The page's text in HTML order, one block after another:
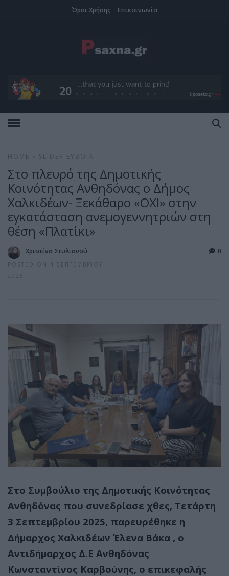
Όροι Χρήσης Επικοινωνία
HOME SLIDER ΕΎΒΟΙΑ
Στο πλευρό της Δημοτικής
Κοινότητας Ανθηδόνας ο Δήμος
Χαλκιδέων- Ξεκάθαρο «ΟΧΙ» στην
εγκατάσταση ανεμογεννητριών στη
θέση «Πλατίκι»
Χριστίνα Στυλιανού
POSTED ON 4 ΣΕΠΤΕΜΒΡΊΟΥ
2025
0
Στο Συμβούλιο της Δημοτικής Κοινότητας
Ανθηδόνας που συνεδρίασε χθες, Τετάρτη
3 Σεπτεμβρίου 2025, παρευρέθηκε η
Δήμαρχος Χαλκιδέων Έλενα Βάκα , ο
Αντιδήμαρχος Δ.Ε Ανθηδόνας
Κωνσταντίνος Καρβούνης, ο επικεφαλής